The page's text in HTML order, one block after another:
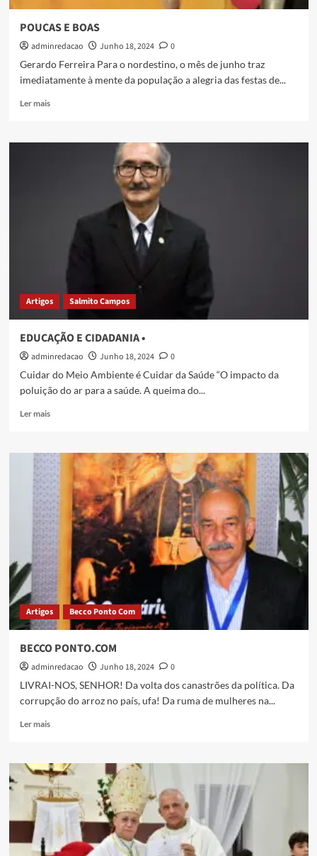
POUCAS E BOAS
adminredacao Junho 18, 2024
0
Gerardo Ferreira Para o nordestino, o mês de junho traz
imediatamente à mente da população a alegria das festas de...
Ler mais
Artigos Salmito Campos
EDUCAÇÃO E CIDADANIA •
adminredacao Junho 18, 2024
0
Cuidar do Meio Ambiente é Cuidar da Saúde “O impacto da
poluição do ar para a saúde. A queima do...
Ler mais
Artigos Becco Ponto Com
BECCO PONTO.COM
adminredacao Junho 18, 2024
0
LIVRAI-NOS, SENHOR! Da volta dos canastrões da política. Da
corrupção do arroz no país, ufa! Da ruma de mulheres na...
Ler mais